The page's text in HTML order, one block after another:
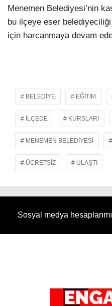
Menemen Belediyesi’nin
bu ilçeye eser
için harcanmaya devam
BELEDIYE EĞITIM
ILÇEDE KURSLARI
MENEMEN BELEDIYESI
ÜCRETSIZ ULAŞTI
Sosyal medya